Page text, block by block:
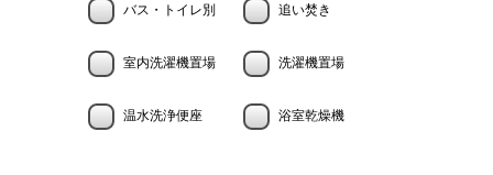
バス・トイレ別 追い焚き
室内洗濯機置場 洗濯機置場
温水洗浄便座 浴室乾燥機